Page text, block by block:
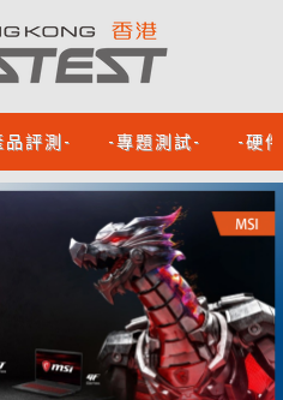
品評測- -專題測試- -硬